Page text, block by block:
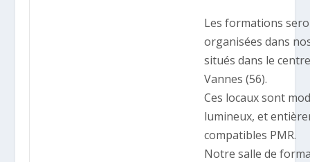
Les formations
organisées dans
situés dans le
Vannes (56).
Ces locaux sont
lumineux, et
compatibles PMR.
Notre salle de